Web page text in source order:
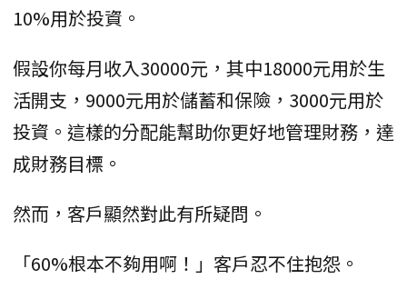
10%用於投資。
假設你每月收入30000元，其中18000元用於生
活開支，9000元用於儲蓄和保險，3000元用於
投資。這樣的分配能幫助你更好地管理財務，達
成財務目標。
然而，客戶顯然對此有所疑問。
「60%根本不夠用啊！」客戶忍不住抱怨。